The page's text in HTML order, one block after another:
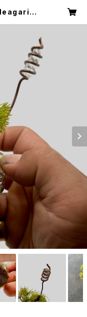
＋